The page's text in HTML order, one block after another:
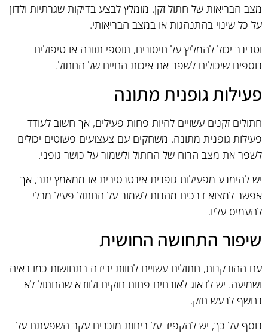
מצב הבריאות של חתול זקן. מומלץ לבצע בדיקות שגרתיות ולדון
על כל שינוי בהתנהגות או במצב הבריאותי.
וטרינר יכול להמליץ על חיסונים, תוספי תזונה או טיפולים
נוספים שיכולים לשפר את איכות החיים של החתול.
פעילות גופנית מתונה
חתולים זקנים עשויים להיות פחות פעילים, אך חשוב לעודד
פעילות גופנית מתונה. משחקים עם צעצועים פשוטים יכולים
לשפר את מצב הרוח של החתול ולשמור על כושר גופני.
יש להימנע מפעילות גופנית אינטנסיבית או ממאמץ יתר, אך
אפשר למצוא דרכים מהנות לשמור על החתול פעיל מבלי
להעמיס עליו.
שיפור התחושה החושית
עם ההזדקנות, חתולים עשויים לחוות ירידה בתחושות כמו ראיה
ושמיעה. יש לדאוג לאורחים פחות חזקים ולוודא שהחתול לא
נחשף לרעש חזק.
נוסף על כך, יש להקפיד על ריחות מוכרים עקב השפעתם על